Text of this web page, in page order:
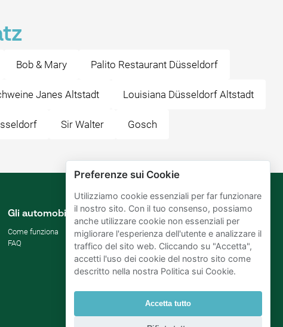
Bob & Mary Palito Restaurant Düsseldorf
Janes Altstadt Louisiana Düsseldorf Altstadt
Sir Walter Gosch
Gli automobilisti
Come funziona
FAQ
Proprietari parcheggi
Affitta il tuo parcheggio
Per le aziende
Migliorare gli SDG
Blog di affari
Preferenze sui Cookie
Utilizziamo cookie essenziali per far funzionare
il nostro sito. Con il tuo consenso, possiamo
anche utilizzare cookie non essenziali per
migliorare l'esperienza dell'utente e analizzare il
traffico del sito web. Cliccando su "Accetta",
accetti l'uso dei cookie del nostro sito come
descritto nella nostra Politica sui Cookie.
Accetta tutto